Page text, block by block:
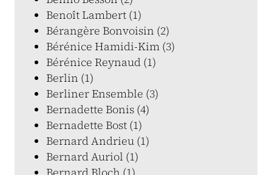
Benoît Lambert (1)
Bérangère Bonvoisin (2)
Bérénice Hamidi-Kim (3)
Bérénice Reynaud (1)
Berlin (1)
Berliner Ensemble (3)
Bernadette Bonis (4)
Bernadette Bost (1)
Bernard Andrieu (1)
Bernard Auriol (1)